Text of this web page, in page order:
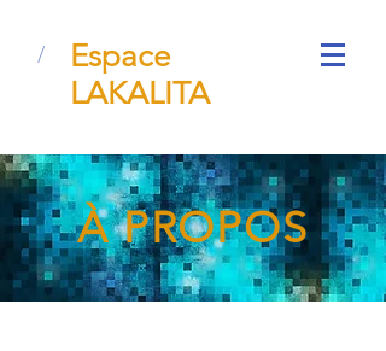
/
Espace
LAKALITA
À PROPOS